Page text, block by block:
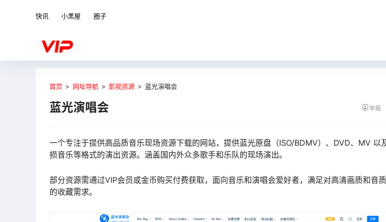
快讯 小黑屋 圈子
首页 > 网址导航 > 影视资源 > 蓝光演唱会
蓝光演唱会 举报
一个专注于提供高品质音乐现场资源下载的网站， 提供蓝光原盘（ISO/BDMV） 、 DVD、 MV 以
损音乐等格式的演出资源。 涵盖国内外众多歌手和乐队的现场演出。
部分资源需通过VIP会员或金币购买付费获取， 面向音乐和演唱会爱好者，满足对高清画质和音
的收藏需求。